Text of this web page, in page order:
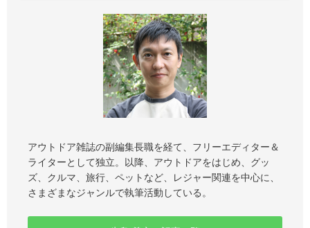
アウトドア雑誌の副編集長職を経て、フリーエディター＆
ライターとして独立。以降、アウトドアをはじめ、グッ
ズ、クルマ、旅行、ペットなど、レジャー関連を中心に、
さまざまなジャンルで執筆活動している。